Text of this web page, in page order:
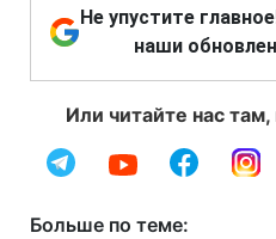
Не упустите
наши
Или читайте нас
Больше по теме: